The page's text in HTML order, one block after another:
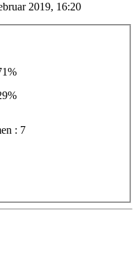
2019, 16:20
: 7